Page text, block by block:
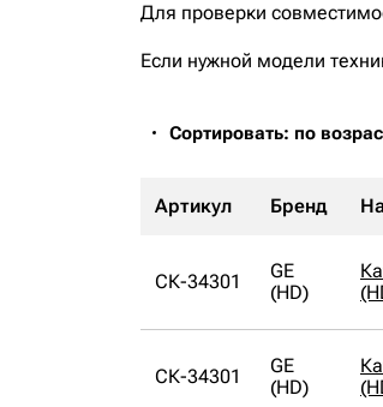
Для проверки
Если нужной модели
Сортировать: по
Артикул Бренд
СК-34301
GE
(HD)
СК-34301
GE
(HD)